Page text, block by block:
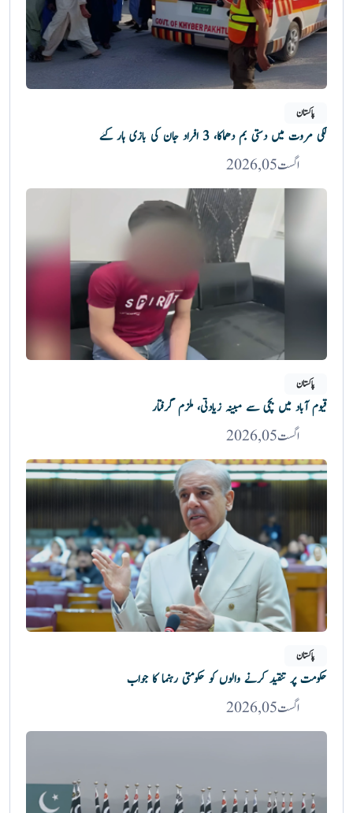
پاکستان
لکی مروت میں دستی بم دھماکا، 3 افراد جان کی بازی ہار گئے
اگست 05, 2026
پاکستان
قیوم آباد میں بچی سے مبینہ زیادتی، ملزم گرفتار
اگست 05, 2026
پاکستان
حکومت پر تنقید کرنے والوں کو حکومتی رہنما کا جواب
اگست 05, 2026